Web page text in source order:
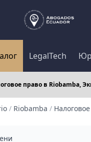
LegalTech
право в Riobamba,
/ Riobamba /